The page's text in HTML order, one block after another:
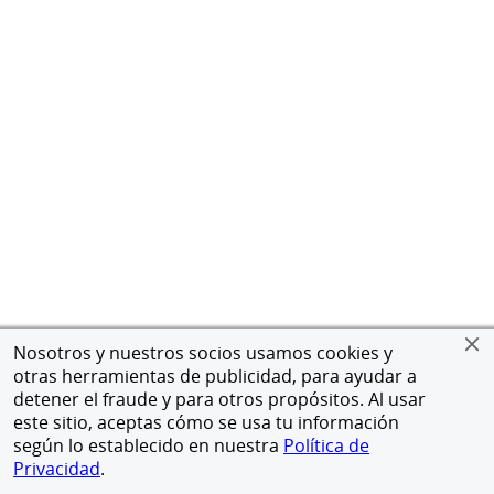
Nosotros y nuestros socios usamos cookies y
otras herramientas de publicidad, para ayudar a
detener el fraude y para otros propósitos. Al usar
este sitio, aceptas cómo se usa tu información
según lo establecido en nuestra Política de
Privacidad.